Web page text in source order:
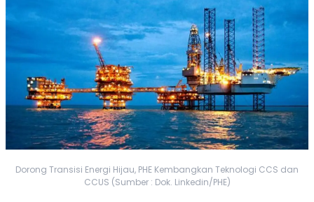
Dorong Transisi Energi Hijau, PHE Kembangkan Teknologi CCS dan
CCUS (Sumber : Dok. Linkedin/PHE)